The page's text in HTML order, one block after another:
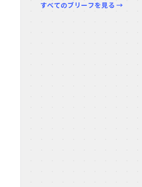
すべてのブリーフを見る →